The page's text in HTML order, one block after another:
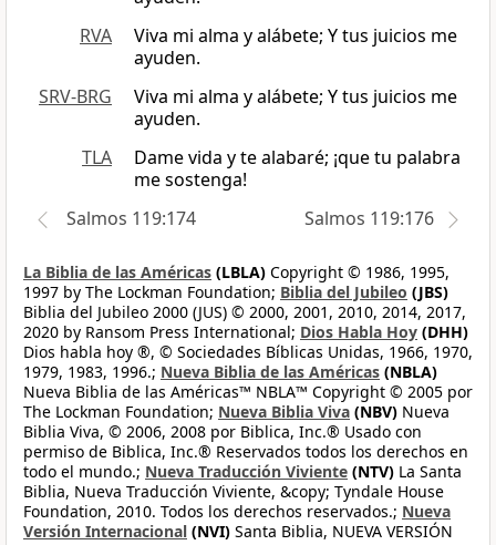
RVA
Viva mi alma y alábete; Y tus juicios me
ayuden.
SRV-BRG
Viva mi alma y alábete; Y tus juicios me
ayuden.
TLA
Dame vida y te alabaré; ¡que tu palabra
me sostenga!
Salmos 119:174
Salmos 119:176
La Biblia de las Américas (LBLA) Copyright © 1986, 1995,
1997 by The Lockman Foundation; Biblia del Jubileo (JBS)
Biblia del Jubileo 2000 (JUS) © 2000, 2001, 2010, 2014, 2017,
2020 by Ransom Press International; Dios Habla Hoy (DHH)
Dios habla hoy ®, © Sociedades Bíblicas Unidas, 1966, 1970,
1979, 1983, 1996.; Nueva Biblia de las Américas (NBLA)
Nueva Biblia de las Américas™ NBLA™ Copyright © 2005 por
The Lockman Foundation; Nueva Biblia Viva (NBV) Nueva
Biblia Viva, © 2006, 2008 por Biblica, Inc.® Usado con
permiso de Biblica, Inc.® Reservados todos los derechos en
todo el mundo.; Nueva Traducción Viviente (NTV) La Santa
Biblia, Nueva Traducción Viviente, &copy; Tyndale House
Foundation, 2010. Todos los derechos reservados.; Nueva
Versión Internacional (NVI) Santa Biblia, NUEVA VERSIÓN